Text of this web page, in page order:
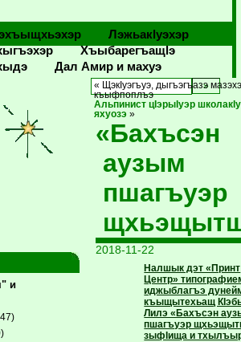
Лэжьакlуэхэр
Хъыбарегъащlэ
Дал Амир и махуэ
и
« ЩэкIуэгъуэ, дыгъэгъазэ
къыфпоплъэ
Альпинист цIэрыIуэр
яхуозэ »
«Бахъсэн
аузым
пшагъуэр
2018-11-22
Налшык дэт «Принт
Центр»
иджыблагъэ
къыщытехьащ
Лилэ «Бахъсэн
пшагъуэр
зыфIища и